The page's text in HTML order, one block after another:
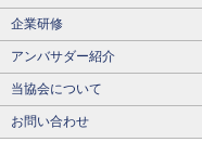
企業研修
アンバサダー紹介
当協会について
お問い合わせ